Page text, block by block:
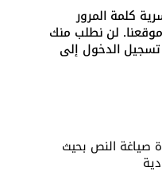
أنت مسؤول عن الحفاظ على سرية كلمة المرور
لن نطلب منك
تسجيل الدخول إلى
صياغة النص بحيث